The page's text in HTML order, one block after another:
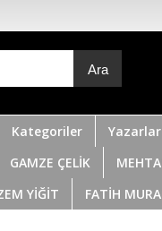
Ara
Kategoriler Yazarlar
GAMZE ÇELİK
YİĞİT FATİH